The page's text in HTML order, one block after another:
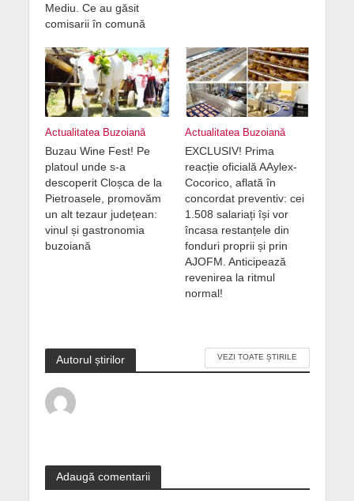
Mediu. Ce au găsit
comisarii în comună
Actualitatea Buzoiană
Buzau Wine Fest! Pe
platoul unde s-a
descoperit Cloșca de la
Pietroasele, promovăm
un alt tezaur județean:
vinul și gastronomia
buzoiană
Actualitatea Buzoiană
EXCLUSIV! Prima
reacție oficială AAylex-
Cocorico, aflată în
concordat preventiv: cei
1.508 salariați își vor
încasa restanțele din
fonduri proprii și prin
AJOFM. Anticipează
revenirea la ritmul
normal!
Autorul știrilor VEZI TOATE ȘTIRILE
Adaugă comentarii